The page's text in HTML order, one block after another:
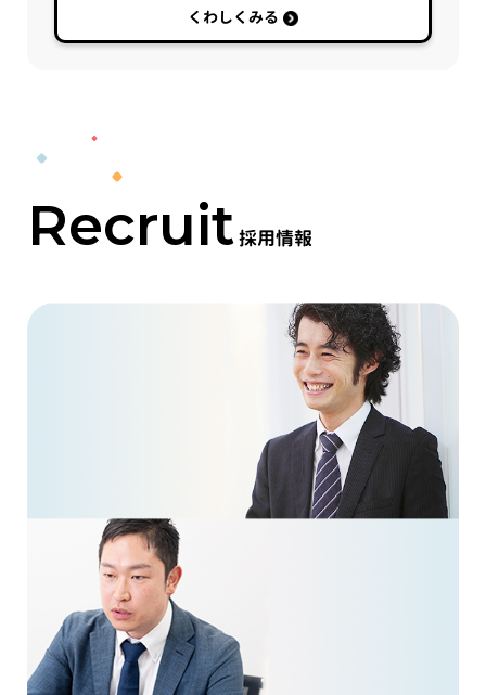
くわしくみる
Recruit採用情報